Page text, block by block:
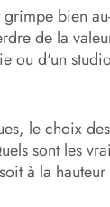
bien
de la
ou d'un
le choix
sont les
à la